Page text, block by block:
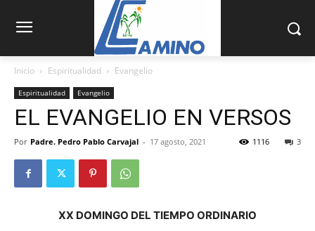
Inicio Espiritualidad Evangelio
Espiritualidad Evangelio
EL EVANGELIO EN VERSOS
Por Padre. Pedro Pablo Carvajal - 17 agosto, 2021 3
1116
XX DOMINGO DEL TIEMPO ORDINARIO